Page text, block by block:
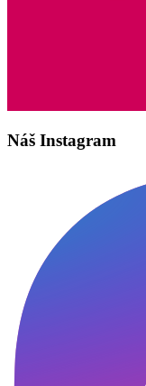
Náš Instagram